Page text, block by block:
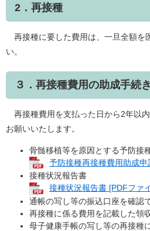
2．再接種
再接種に要した費用は、一旦全額を
い。
３．再接種費用の助成手続き
再接種費用を支払った日から2年以
お願いいたします。
骨髄移植等を原因とする予防接
予防接種再接種費用助成
接種状況報告書
接種状況報告書 [PDFファ
通帳の写し等の振込口座を確認
再接種に係る費用を記載した領
母子健康手帳の写し等の再接種